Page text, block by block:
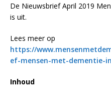
De Nieuwsbrief April 2019
is uit.
Lees meer op
https://
ef-mensen-met-dementie-
Inhoud